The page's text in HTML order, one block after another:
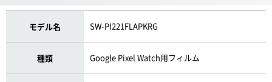
モデル名 SW-PI221FLAPKRG
種類 Google Pixel Watch用フィルム